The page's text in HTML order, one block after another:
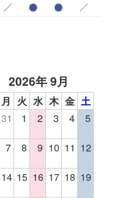
2026年 9月
月 火 水 木 金 土
31 1 2 3 4 5
7 8 9 10 11 12
14 15 16 17 18 19